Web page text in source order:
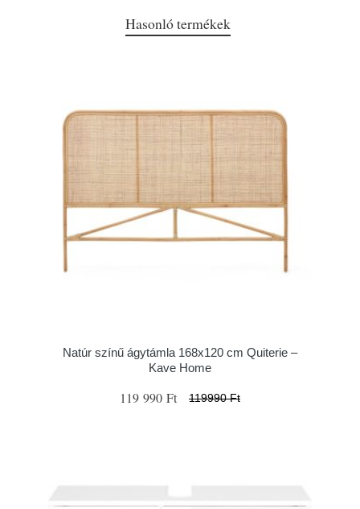
Hasonló termékek
Natúr színű ágytámla 168x120 cm Quiterie –
Kave Home
119 990 Ft 119990 Ft